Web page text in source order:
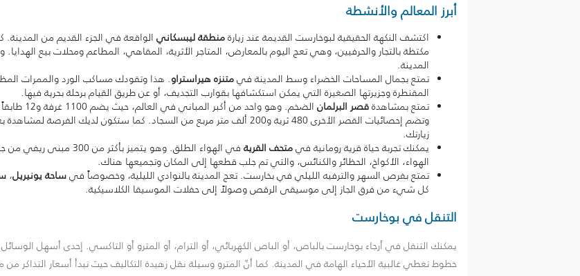
أبرز المعالم والأنشطة
اكتشف النكهة الحقيقية لبوخارست القديمة عند زيارةمنطقة ليبسكاني الواقعة في الجزء القديم من
مكتظة بالتجار والحرفيين، وهي تعج اليوم بالمعارض، المتاجر الأثرية، المقاهي، المطاعم ومحلات بيع
المدينة.
تمتع بجمال المساحات الخضراء وسط المدينة فيمتنزه هيراستراو. هذا وتقودك مساكب الورد والممرات
المقنطرة وجزيرتها الصغيرة التي يمكن استكشافها بقوارب التجديف، أو عن طريق القيام برحلة بحرية فيها.
تمتع بمشاهدةقصر البرلمان
الضخم.
وتضم إحصائيات القصر الأخرى 480 ثرية و200 ألف متر مربع من السجاد. كما ستكون
زيارتك.
يمكنك تجربة حياة قرية رومانية فيمتحف القرية
في الهواء الطلق. وهو
الهواء، الأكواخ، الحظائر والكنائس، والتي تم جلب قطعها إلى المكان وتجميعها هناك.
تمتع بفرص السهر والترفيه الليلي في بخارست. تعج المدينة بالنوادي الليلية، وخصوصاً فيساحة يونيريل،
كل شيء من فرق الجاز إلى موسيقى الرقص وصولاً إلى حفلات الموسيقا الكلاسيكية.
التنقل في بوخارست
يمكنك التنقل في أرجاء بوخارست بالباص، أو الباص الكهربائي، أو الترام، أو المترو أو التاكسي. إحدى أسهل
خطوط تغطي غالبية الأحياء الهامة في المدينة. كما أنّ المترو وسيلة نقل زهيدة التكاليف حيث تبدأ أسعار التذاكر